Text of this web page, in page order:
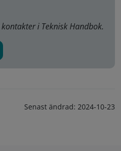
i Teknisk Handbok.
Senast ändrad: 2024-10-23